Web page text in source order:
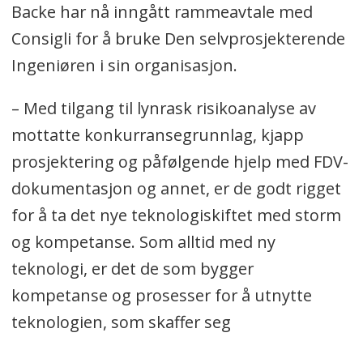
Backe har nå inngått rammeavtale med
Consigli for å bruke Den selvprosjekterende
Ingeniøren i sin organisasjon.
– Med tilgang til lynrask risikoanalyse av
mottatte konkurransegrunnlag, kjapp
prosjektering og påfølgende hjelp med FDV-
dokumentasjon og annet, er de godt rigget
for å ta det nye teknologiskiftet med storm
og kompetanse. Som alltid med ny
teknologi, er det de som bygger
kompetanse og prosesser for å utnytte
teknologien, som skaffer seg